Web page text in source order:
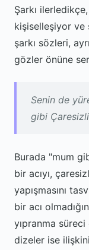
Şarkı
kişiselleşiyor ve
şarkı sözleri,
gözler önüne
Senin de
gibi
Burada "mum
bir acıyı,
yapışmasını
bir acı
yıpranma
dizeler ise